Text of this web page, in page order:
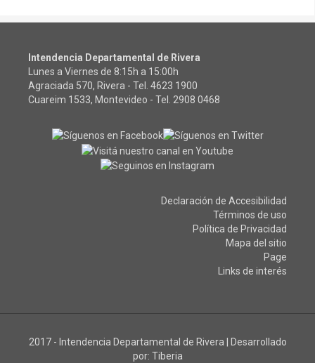
Intendencia Departamental de Rivera
Lunes a Viernes de 8:15h a 15:00h
Agraciada 570, Rivera - Tel. 4623 1900
Cuareim 1533, Montevideo - Tel. 2908 0468
Declaración de Accesibilidad
Términos de uso
Política de Privacidad
Mapa del sitio
Page
Links de interés
2017 - Intendencia Departamental de Rivera
Desarrollado
por: Tiberia